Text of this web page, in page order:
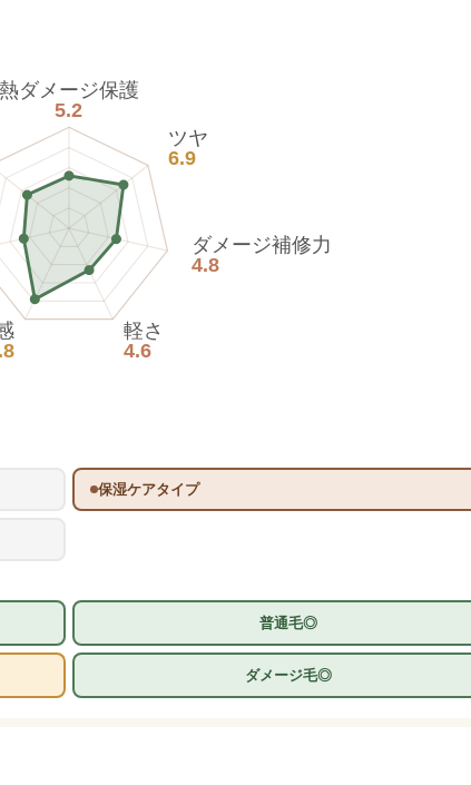
熱ダメージ保護
5.2
ツヤ
6.9
ダメージ補修力
4.8
軽さ
4.6
保湿ケアタイプ
普通毛◎
ダメージ毛◎